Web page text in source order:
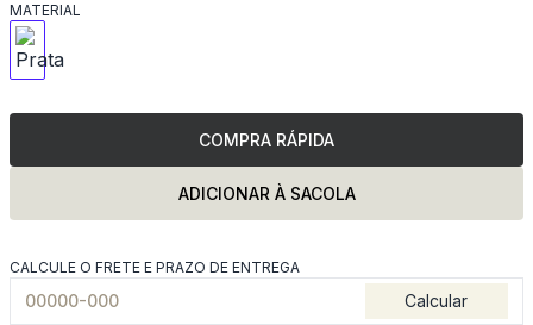
MATERIAL
COMPRA RÁPIDA
ADICIONAR À SACOLA
CALCULE O FRETE E PRAZO DE ENTREGA
Calcular